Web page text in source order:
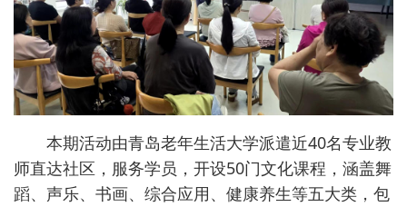
本期活动由青岛老年生活大学派遣近40名专业教
师直达社区，服务学员，开设50门文化课程，涵盖舞
蹈、声乐、书画、综合应用、健康养生等五大类，包